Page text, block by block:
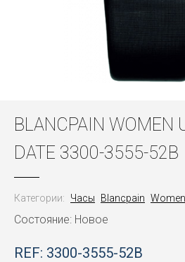
BLANCPAIN WOMEN
DATE 3300-3555-52B
Категории: Часы Blancpain Women
Состояние: Новое
REF: 3300-3555-52B